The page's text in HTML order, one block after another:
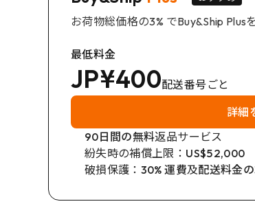
お荷物総価格の3% でBuy&Ship Plus
最低料金
JP¥400配送番号ごと
詳細
90日間の無料返品サービス
紛失時の補償上限： US$52,000
破損保護： 30% 運費及配送料金